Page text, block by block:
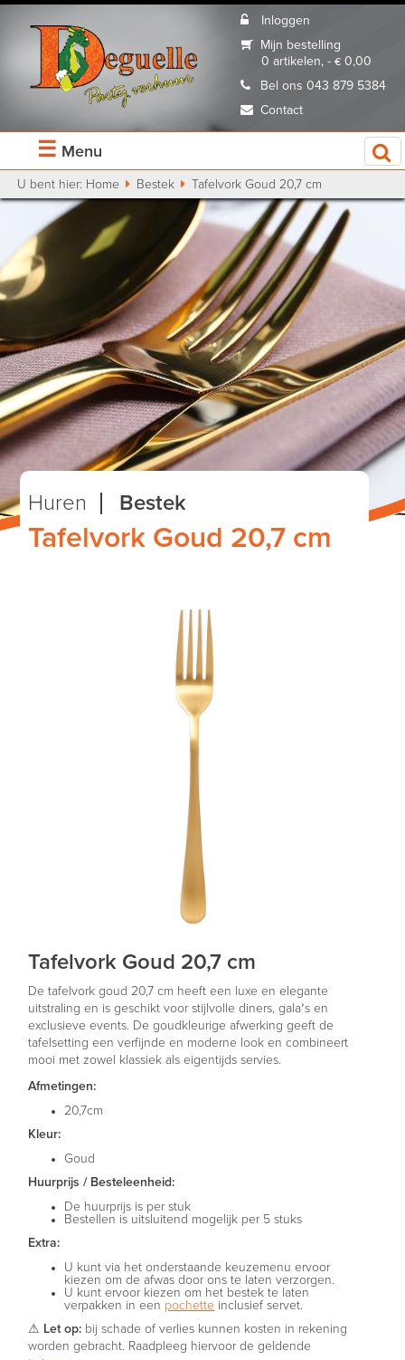
Inloggen
Mijn bestelling
0 artikelen, - € 0,00
Bel ons 043 879 5384
Contact
☰ Menu
U bent hier: Home Bestek Tafelvork Goud 20,7 cm
Huren Bestek
Tafelvork Goud 20,7 cm
Tafelvork Goud 20,7 cm
De tafelvork goud 20,7 cm heeft een luxe en elegante
uitstraling en is geschikt voor stijlvolle diners, gala’s en
exclusieve events. De goudkleurige afwerking geeft de
tafelsetting een verfijnde en moderne look en combineert
mooi met zowel klassiek als eigentijds servies.
Afmetingen:
20,7cm
Kleur:
Goud
Huurprijs / Besteleenheid:
De huurprijs is per stuk
Bestellen is uitsluitend mogelijk per 5 stuks
Extra:
U kunt via het onderstaande keuzemenu ervoor
kiezen om de afwas door ons te laten verzorgen.
U kunt ervoor kiezen om het bestek te laten
verpakken in een pochette inclusief servet.
⚠ Let op: bij schade of verlies kunnen kosten in rekening
worden gebracht. Raadpleeg hiervoor de geldende